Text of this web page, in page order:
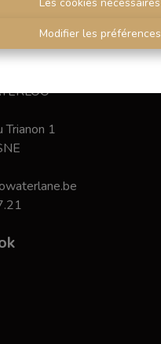
Modifier les préférences
Trianon 1